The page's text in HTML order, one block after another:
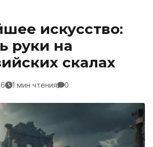
искусство:
руки на
скалах
1 мин чтения 0